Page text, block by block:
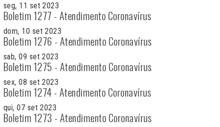
seg, 11 set 2023
Boletim 1277 - Atendimento Coronavírus
dom, 10 set 2023
Boletim 1276 - Atendimento Coronavírus
sab, 09 set 2023
Boletim 1275 - Atendimento Coronavírus
sex, 08 set 2023
Boletim 1274 - Atendimento Coronavírus
qui, 07 set 2023
Boletim 1273 - Atendimento Coronavírus